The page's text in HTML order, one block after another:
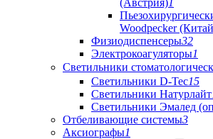
(Австрия)1
Woodpecker
Физиодиспенсеры32
Электрокоагуляторы1
Светильники
Светильники D-Tec15
Светильники Натурлайт
Светильники Эмалед
Отбеливающие системы3
Аксиографы1